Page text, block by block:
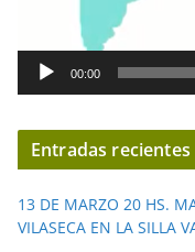
d
í
d
e
o
00:00
Entradas recientes
13 DE MARZO 20 HS.
VILASECA EN LA SILLA